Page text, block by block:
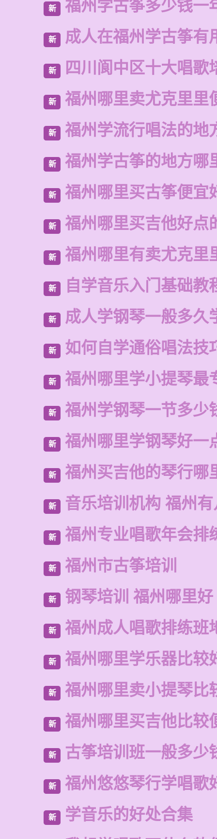
新 福州学古筝多少钱一
新 成人在福州学古筝有
新 四川阆中区十大唱歌
新 福州哪里卖尤克里里
新 福州学流行唱法的地
新 福州学古筝的地方哪
新 福州哪里买古筝便宜
新 福州哪里买吉他好点
新 福州哪里有卖尤克里
新 自学音乐入门基础教
新 成人学钢琴一般多久
新 如何自学通俗唱法技
新 福州哪里学小提琴最
新 福州学钢琴一节多少
新 福州哪里学钢琴好一
新 福州买吉他的琴行哪
新 音乐培训机构 福州
新 福州专业唱歌年会排
新 福州市古筝培训
新 钢琴培训 福州哪里好
新 福州成人唱歌排练班
新 福州哪里学乐器比较
新 福州哪里卖小提琴比
新 福州哪里买吉他比较
新 古筝培训班一般多少
新 福州悠悠琴行学唱歌
新 学音乐的好处合集